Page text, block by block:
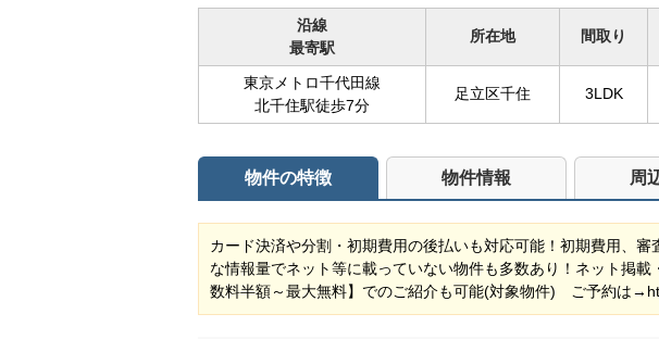
沿線
最寄駅
所在地 間取り
東京メトロ千代田線
北千住駅徒歩7分
足立区千住 3LDK
物件の特徴 物件情報 周
カード決済や分割・初期費用の後払いも対応可能！初期費用、
な情報量でネット等に載っていない物件も多数あり！ネット掲
数料半額～最大無料】でのご紹介も可能(対象物件) ご予約は